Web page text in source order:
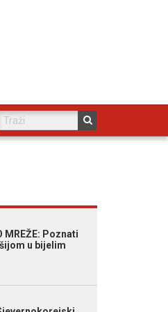
MREŽE: Poznati
u bijelim